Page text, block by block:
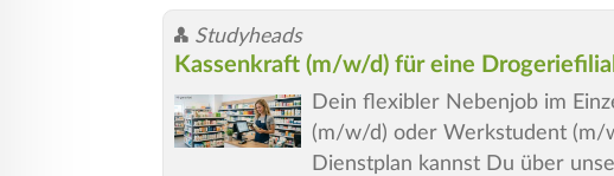
Studyheads
Kassenkraft (m/w/d) für eine
Dein flexibler Nebenjob im
(m/w/d) oder Werkstudent (m/
Dienstplan kannst Du über